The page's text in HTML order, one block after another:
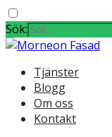
Sök:
Tjänster
Blogg
Om oss
Kontakt